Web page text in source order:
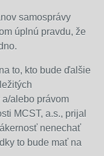
samosprávy
úplnú pravdu, že
to, kto bude ďalšie
alebo právom
MCST, a.s., prijal
nenechať
to bude mať na